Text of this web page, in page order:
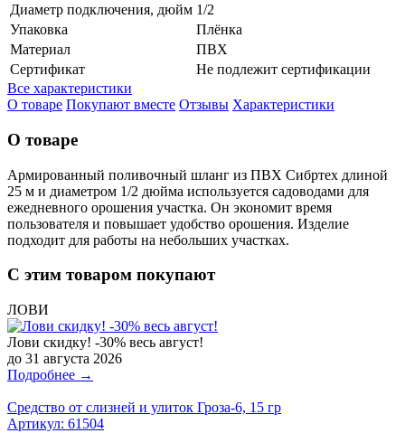
Диаметр подключения, дюйм 1/2
Упаковка
Плёнка
Материал
ПВХ
Сертификат
Не подлежит сертификации
Все характеристики
О товаре Покупают вместе Отзывы Характеристики
О товаре
Армированный поливочный шланг из ПВХ Сибртех длиной
25 м и диаметром 1/2 дюйма используется садоводами для
ежедневного орошения участка. Он экономит время
пользователя и повышает удобство орошения. Изделие
подходит для работы на небольших участках.
С этим товаром покупают
ЛОВИ
Лови скидку! -30% весь август!
до 31 августа 2026
Подробнее →
Средство от слизней и улиток Гроза-6, 15 гр
Артикул: 61504